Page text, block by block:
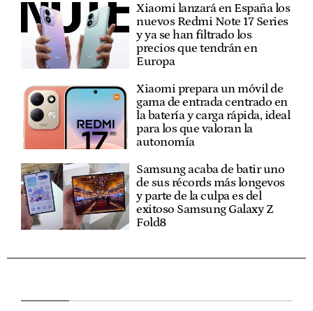
Xiaomi lanzará en España los
nuevos Redmi Note 17 Series
y ya se han filtrado los
precios que tendrán en
Europa
Xiaomi prepara un móvil de
gama de entrada centrado en
la batería y carga rápida, ideal
para los que valoran la
autonomía
Samsung acaba de batir uno
de sus récords más longevos
y parte de la culpa es del
exitoso Samsung Galaxy Z
Fold8